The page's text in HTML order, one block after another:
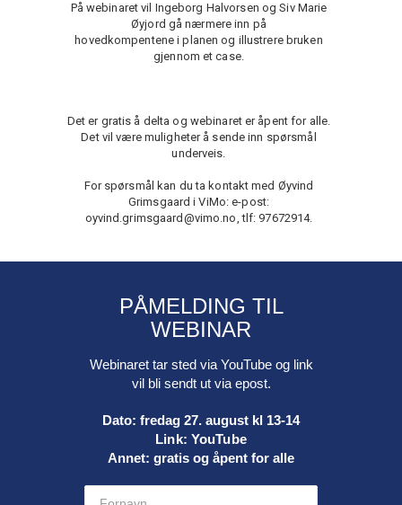
På webinaret vil Ingeborg Halvorsen og Siv Marie
Øyjord gå nærmere inn på
hovedkompentene i planen og illustrere bruken
gjennom et case.
Det er gratis å delta og webinaret er åpent for alle.
Det vil være muligheter å sende inn spørsmål
underveis.
For spørsmål kan du ta kontakt med Øyvind
Grimsgaard i ViMo: e-post:
oyvind.grimsgaard@vimo.no, tlf: 97672914.